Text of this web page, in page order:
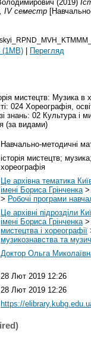
(2019)
IV семестр
(1MB) | Перегляд
мистецтв: Музика в
024 Хореографія,
знань: 02 Культура і
(за видами)
Навчально-методичні
історія мистецтв;
хореографія
Це архівна тематика
імені Бориса Грінченка>
> Робочі програми
Це архівні підрозділи
імені Бориса Грінченка>
мистецтва і хореографії
музикознавства та
Доктор Ольга
28 Лют 2019 12:26
28 Лют 2019 12:26
https://